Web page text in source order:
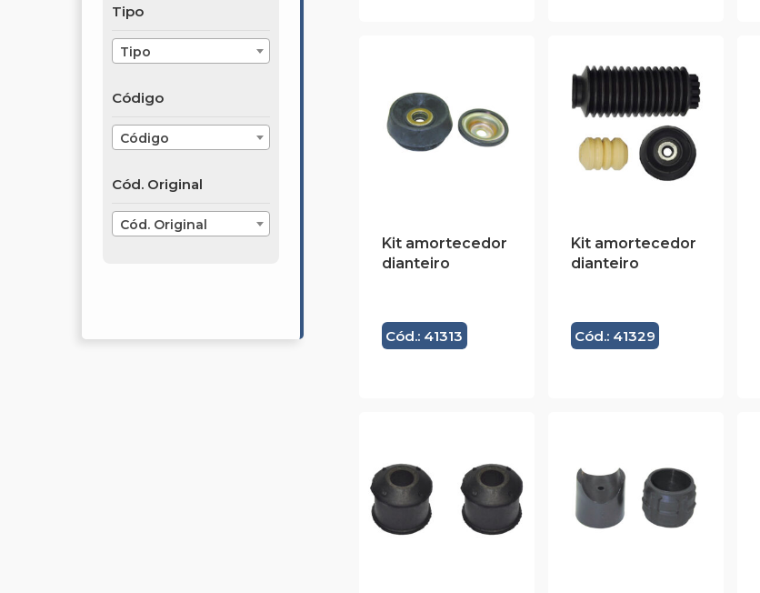
Tipo
Tipo
Código
Código
Cód. Original
Cód. Original
Kit amortecedor
dianteiro
Cód.: 41313
Kit amortecedor
dianteiro
Cód.: 41329